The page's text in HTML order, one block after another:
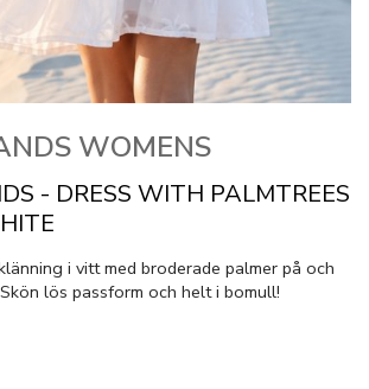
WOMENS
- DRESS WITH PALMTREES
i vitt med broderade palmer på och
lös passform och helt i bomull!